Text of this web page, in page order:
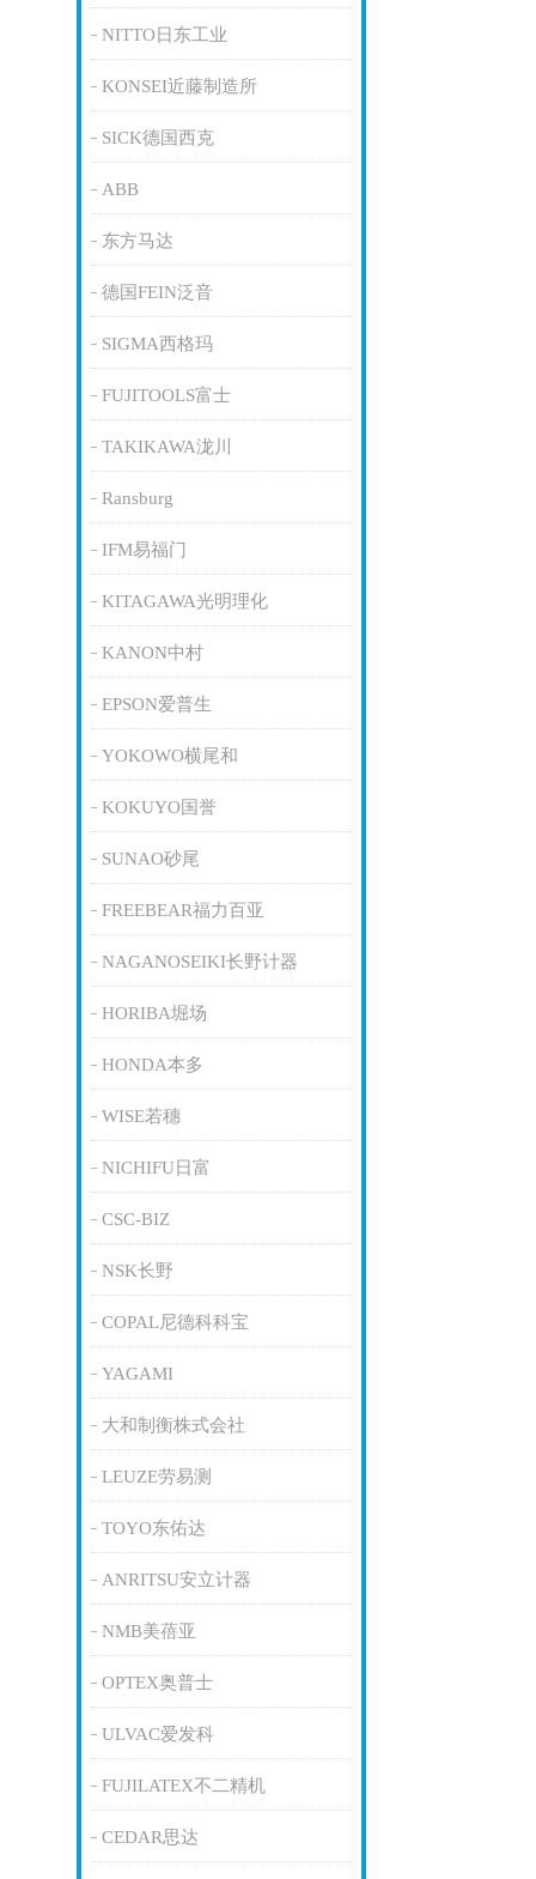
NITTO日东工业
KONSEI近藤制造所
SICK德国西克
ABB
东方马达
德国FEIN泛音
SIGMA西格玛
FUJITOOLS富士
TAKIKAWA泷川
Ransburg
IFM易福门
KITAGAWA光明理化
KANON中村
EPSON爱普生
YOKOWO横尾和
KOKUYO国誉
SUNAO砂尾
FREEBEAR福力百亚
NAGANOSEIKI长野计器
HORIBA堀场
HONDA本多
WISE若穗
NICHIFU日富
CSC-BIZ
NSK长野
COPAL尼德科科宝
YAGAMI
大和制衡株式会社
LEUZE劳易测
TOYO东佑达
ANRITSU安立计器
NMB美蓓亚
OPTEX奥普士
ULVAC爱发科
FUJILATEX不二精机
CEDAR思达